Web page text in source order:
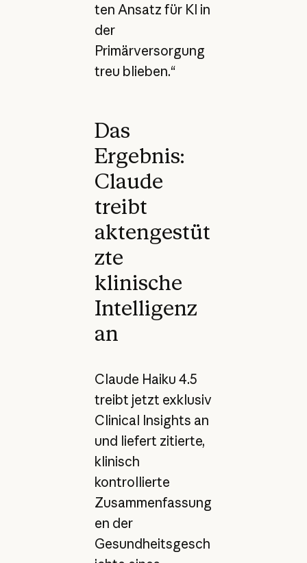
ten Ansatz für KI in
der
Primärversorgung
treu blieben.“
Das
Ergebnis:
Claude
treibt
aktengestüt
zte
klinische
Intelligenz
an
Claude Haiku 4.5
treibt jetzt exklusiv
Clinical Insights an
und liefert zitierte,
klinisch
kontrollierte
Zusammenfassung
en der
Gesundheitsgesch